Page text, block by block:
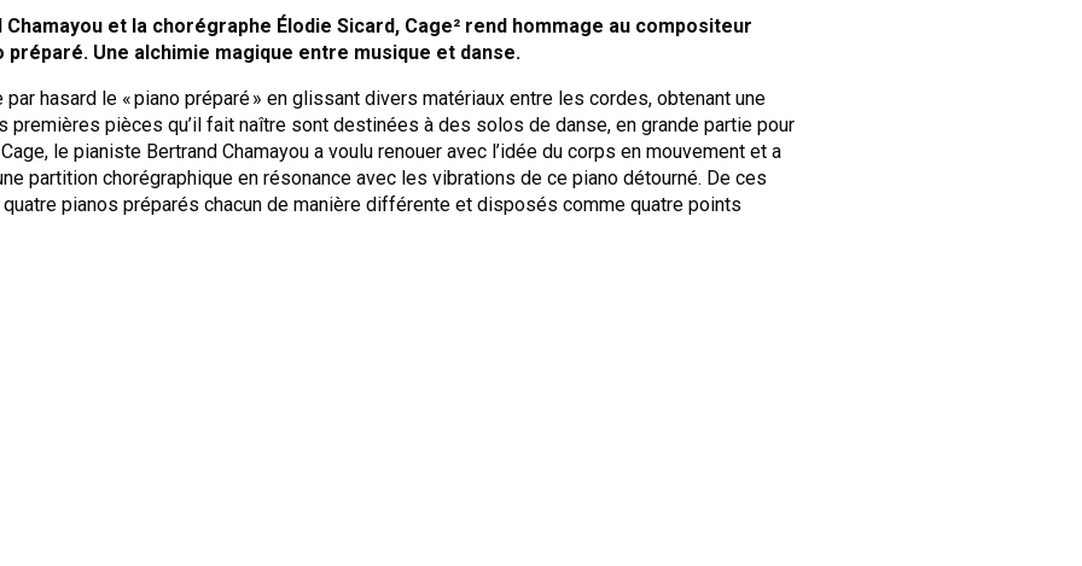
et la chorégraphe Élodie Sicard, Cage² rend hommage au compositeur
Une alchimie magique entre musique et danse.
hasard le « piano préparé » en glissant divers matériaux entre les cordes, obtenant une
pièces qu’il fait naître sont destinées à des solos de danse, en grande partie pour
le pianiste Bertrand Chamayou a voulu renouer avec l’idée du corps en mouvement et a
partition chorégraphique en résonance avec les vibrations de ce piano détourné. De ces
pianos préparés chacun de manière différente et disposés comme quatre points